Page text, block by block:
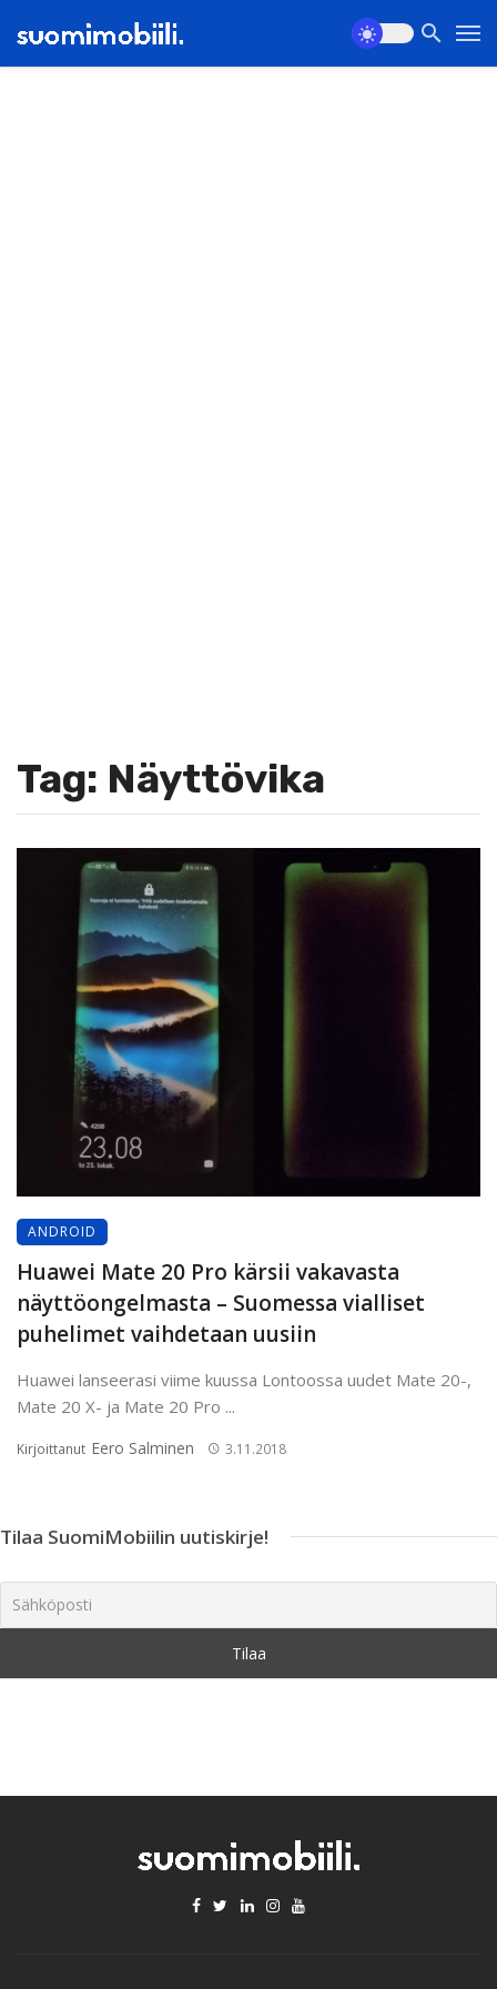
Tag: Näyttövika
ANDROID
Huawei Mate 20 Pro kärsii vakavasta
näyttöongelmasta – Suomessa vialliset
puhelimet vaihdetaan uusiin
Huawei lanseerasi viime kuussa Lontoossa uudet Mate 20-,
Mate 20 X- ja Mate 20 Pro ...
Kirjoittanut Eero Salminen 3.11.2018
Tilaa SuomiMobiilin uutiskirje!